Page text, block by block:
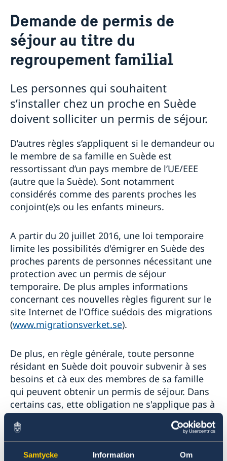
Samtycke Information Om
Visiter la Suède
Vivre en Suède
Demande de permis de séjour au titre du
regroupement familial
information pour ressortissants de Tunisie et de
Libye
Permis de séjour en Suède pour syriens
Suivre votre demande en ligne
Travailler en Suède
Demande de permis de travail
Informations générales
Documents a fournir
Formalités administratives
Frais de dossier
Permis de travail pour au-pair
Permis de travail
Demande de permis de
séjour au titre du
regroupement familial
Les personnes qui souhaitent
s’installer chez un proche en Suède
doivent solliciter un permis de séjour.
D’autres règles s’appliquent si le demandeur ou
le membre de sa famille en Suède est
ressortissant d’un pays membre de l’UE/EEE
(autre que la Suède). Sont notamment
considérés comme des parents proches les
conjoint(e)s ou les enfants mineurs.
A partir du 20 juillet 2016, une loi temporaire
limite les possibilités d'émigrer en Suède des
proches parents de personnes nécessitant une
protection avec un permis de séjour
temporaire. De plus amples informations
concernant ces nouvelles règles figurent sur le
site Internet de l'Office suédois des migrations
(www.migrationsverket.se).
De plus, en règle générale, toute personne
résidant en Suède doit pouvoir subvenir à ses
besoins et cà eux des membres de sa famille
qui peuvent obtenir un permis de séjour. Dans
certains cas, ette obligation ne s'applique pas à
ceux qui ont obtenu un permis de séjour en
Suède fondé sur le besoin de protection.
Condition importante : les parents proches
doivent demander un permis de séjour dans les